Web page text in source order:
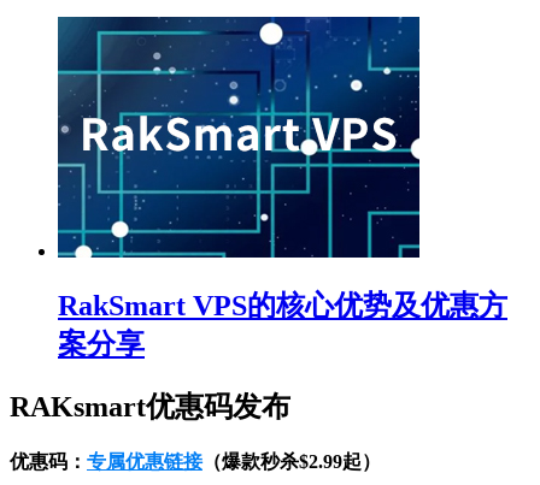
RakSmart VPS的核心优势及优惠方
案分享
RAKsmart优惠码发布
优惠码： 专属优惠链接（爆款秒杀$2.99起）